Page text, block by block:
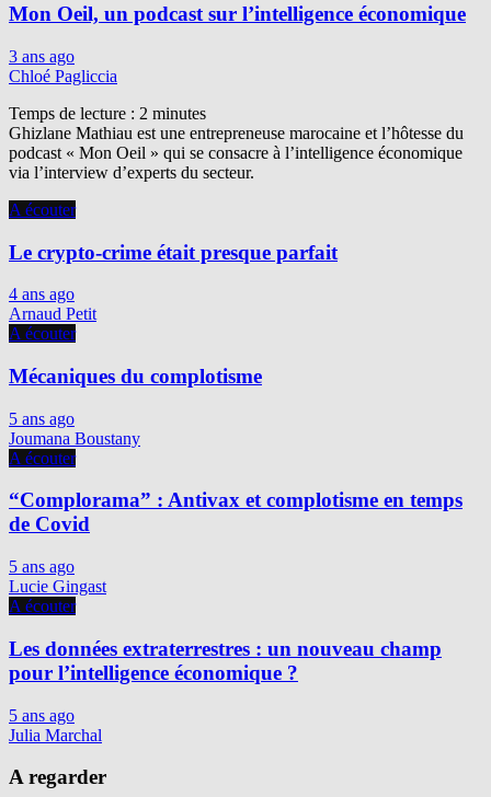
Mon Oeil, un podcast sur l’intelligence économique
3 ans ago
Chloé Pagliccia
Temps de lecture : 2 minutes
Ghizlane Mathiau est une entrepreneuse marocaine et l’hôtesse du
podcast « Mon Oeil » qui se consacre à l’intelligence économique
via l’interview d’experts du secteur.
A écouter
Le crypto-crime était presque parfait
4 ans ago
Arnaud Petit
A écouter
Mécaniques du complotisme
5 ans ago
Joumana Boustany
A écouter
“Complorama” : Antivax et complotisme en temps
de Covid
5 ans ago
Lucie Gingast
A écouter
Les données extraterrestres : un nouveau champ
pour l’intelligence économique ?
5 ans ago
Julia Marchal
A regarder